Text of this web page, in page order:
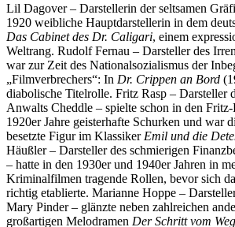
Lil Dagover – Darstellerin der seltsamen
1920 weibliche Hauptdarstellerin in dem
Das Cabinet des Dr. Caligari, einem
Weltrang. Rudolf Fernau – Darsteller des
war zur Zeit des Nationalsozialismus der
„Filmverbrechers“: In Dr. Crippen an Bord
diabolische Titelrolle. Fritz Rasp – Darsteller
Anwalts Cheddle – spielte schon in den
1920er Jahre geisterhafte Schurken und war
besetzte Figur im Klassiker Emil und die
Häußler – Darsteller des schmierigen
– hatte in den 1930er und 1940er Jahren in
Kriminalfilmen tragende Rollen, bevor sich
richtig etablierte. Marianne Hoppe –
Mary Pinder – glänzte neben zahlreichen
großartigen Melodramen Der Schritt vom